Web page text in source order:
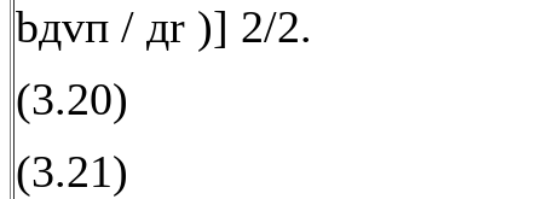
bдvп / дr )] 2/2.
(3.20)
(3.21)